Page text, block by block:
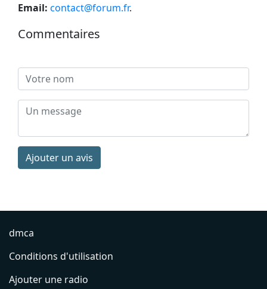
Email: contact@forum.fr.
Commentaires
Ajouter un avis
dmca
Conditions d'utilisation
Ajouter une radio